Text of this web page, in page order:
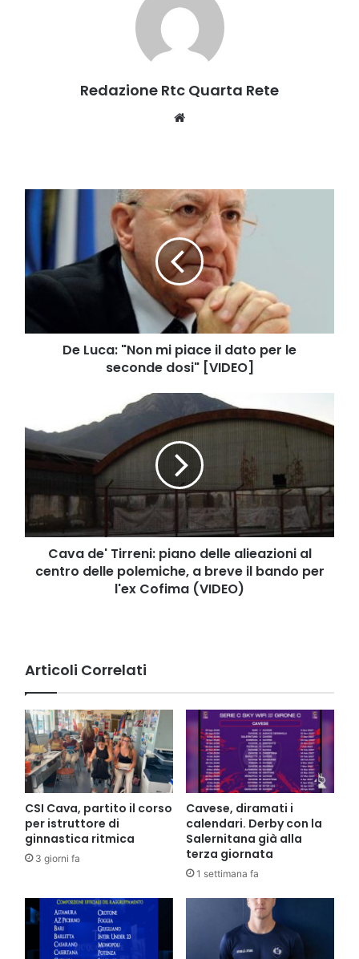
Redazione Rtc Quarta Rete
De
Luca:
"Non
mi
piace
il
le
secondeDe Luca: "Non mi piace il dato per le
seconde dosi" [VIDEO]
Tirreni:
piano
al
centro
delle
polemiche,
Cofima
Cava de' Tirreni: piano delle alieazioni al
centro delle polemiche, a breve il bando per
l'ex Cofima (VIDEO)
Articoli Correlati
CSI Cava, partito il corso
per istruttore di
ginnastica ritmica
3 giorni fa
Cavese, diramati i
calendari. Derby con la
Salernitana già alla
terza giornata
1 settimana fa